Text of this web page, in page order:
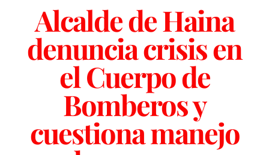
Alcalde de Haina
denuncia crisis en
el Cuerpo de
Bomberos y
cuestiona manejo